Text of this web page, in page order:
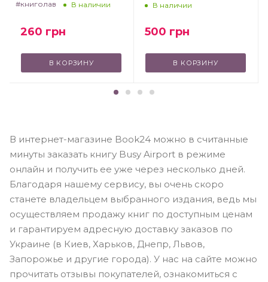
#книголав
В наличии
260 грн
В КОРЗИНУ
В наличии
500 грн
В КОРЗИНУ
В интернет-магазине Book24 можно в считанные
минуты заказать книгу Busy Airport в режиме
онлайн и получить ее уже через несколько дней.
Благодаря нашему сервису, вы очень скоро
станете владельцем выбранного издания, ведь мы
осуществляем продажу книг по доступным ценам
и гарантируем адресную доставку заказов по
Украине (в Киев, Харьков, Днепр, Львов,
Запорожье и другие города). У нас на сайте можно
прочитать отзывы покупателей, ознакомиться с